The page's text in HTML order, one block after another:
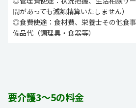
間があっても減額精算いたしません）
◎食費使途：食材費、栄養士その他食
備品代（調理具・食器等）
要介護3～5の料金